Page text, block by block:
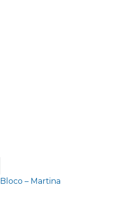
Bloco – Martina